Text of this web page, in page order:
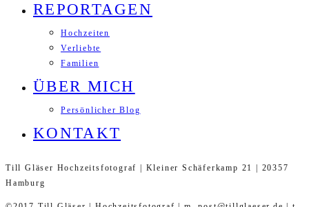
REPORTAGEN
Hochzeiten
Verliebte
Familien
ÜBER MICH
Persönlicher Blog
KONTAKT
Till Gläser Hochzeitsfotograf | Kleiner Schäferkamp 21 | 20357
Hamburg